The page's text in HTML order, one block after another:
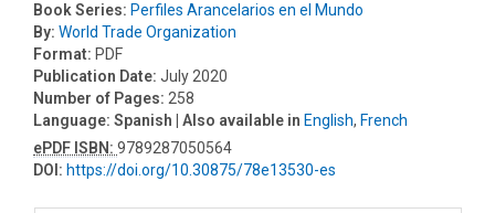
Book Series: Perfiles Arancelarios en el Mundo
By: World Trade Organization
Format: PDF
Publication Date: July 2020
Number of Pages: 258
Language: Spanish | Also available in English, French
ePDF ISBN: 9789287050564
DOI: https://doi.org/10.30875/78e13530-es